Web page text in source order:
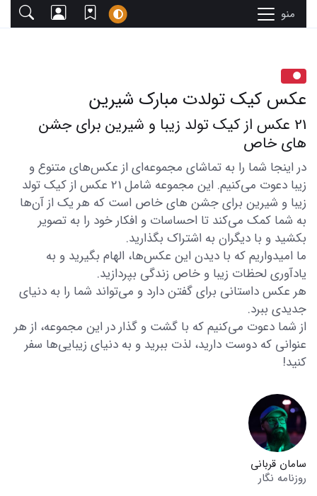
منو
عکس کیک تولدت مبارک شیرین
21 عکس از کیک تولد زیبا و شیرین برای جشن
های خاص
در اینجا شما را به تماشای مجموعه‌ای از عکس‌های متنوع و
زیبا دعوت می‌کنیم. این مجموعه شامل 21 عکس از کیک تولد
زیبا و شیرین برای جشن های خاص است که هر یک از آن‌ها
به شما کمک می‌کند تا احساسات و افکار خود را به تصویر
بکشید و با دیگران به اشتراک بگذارید.
ما امیدواریم که با دیدن این عکس‌ها، الهام بگیرید و به
یادآوری لحظات زیبا و خاص زندگی بپردازید.
هر عکس داستانی برای گفتن دارد و می‌تواند شما را به دنیای
جدیدی ببرد.
از شما دعوت می‌کنیم که با گشت و گذار در این مجموعه، از هر
عنوانی که دوست دارید، لذت ببرید و به دنیای زیبایی‌ها سفر
کنید!
سامان قربانی
روزنامه نگار